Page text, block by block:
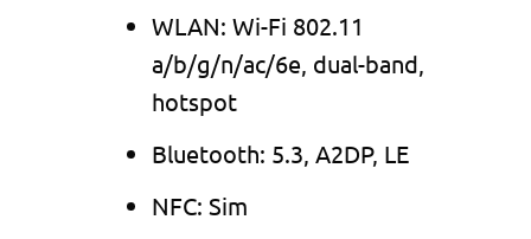
WLAN: Wi-Fi 802.11
a/b/g/n/ac/6e, dual-band,
hotspot
Bluetooth: 5.3, A2DP, LE
NFC: Sim